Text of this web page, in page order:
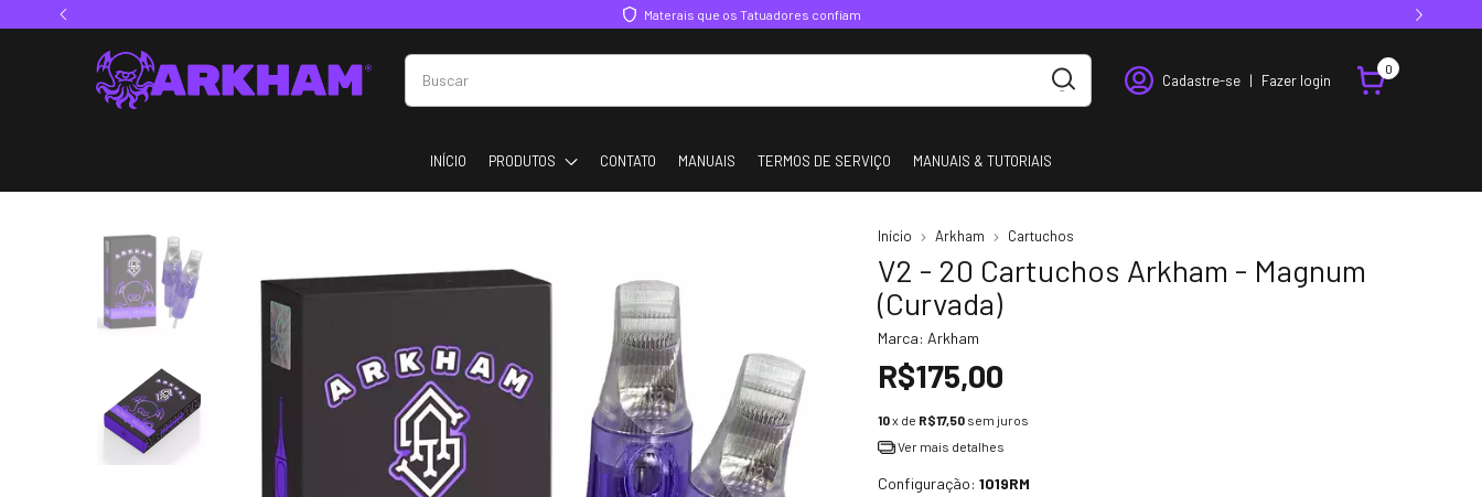
Materais que os Tatuadores confiam
Cadastre-se | Fazer login
0
INÍCIO PRODUTOS CONTATO MANUAIS TERMOS DE SERVIÇO MANUAIS & TUTORIAIS
Início Arkham Cartuchos
V2 - 20 Cartuchos Arkham - Magnum
(Curvada)
Marca: Arkham
R$175,00
10x de R$17,50 sem juros
Ver mais detalhes
Configuração: 1019RM